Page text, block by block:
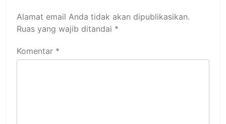
Alamat email Anda tidak akan dipublikasikan.
Ruas yang wajib ditandai *
Komentar *